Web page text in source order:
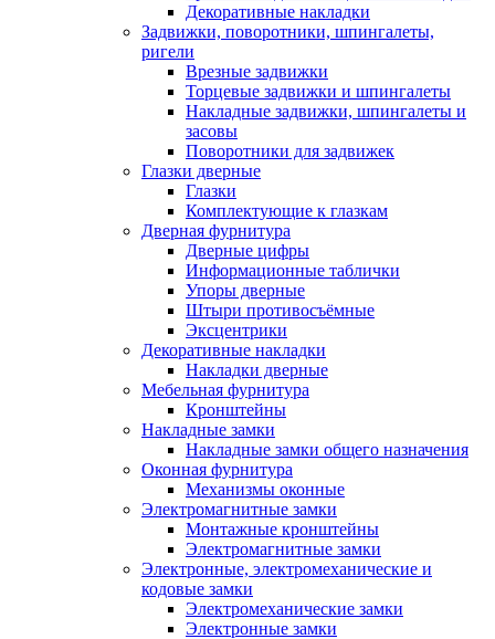
Декоративные накладки
Задвижки, поворотники, шпингалеты,
ригели
Врезные задвижки
Торцевые задвижки и шпингалеты
Накладные задвижки, шпингалеты и
засовы
Поворотники для задвижек
Глазки дверные
Глазки
Комплектующие к глазкам
Дверная фурнитура
Дверные цифры
Информационные таблички
Упоры дверные
Штыри противосъёмные
Эксцентрики
Декоративные накладки
Накладки дверные
Мебельная фурнитура
Кронштейны
Накладные замки
Накладные замки общего назначения
Оконная фурнитура
Механизмы оконные
Электромагнитные замки
Монтажные кронштейны
Электромагнитные замки
Электронные, электромеханические и
кодовые замки
Электромеханические замки
Электронные замки